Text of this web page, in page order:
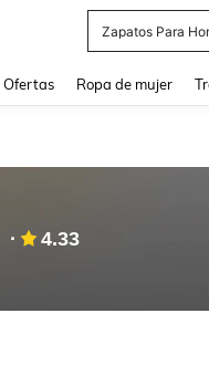
Zapatos Para
Ofertas Ropa de mujer
4.33